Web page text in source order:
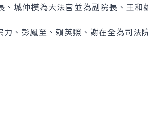
城仲模為大法官並為副院長、王
、彭鳳至、賴英照、謝在全為司法